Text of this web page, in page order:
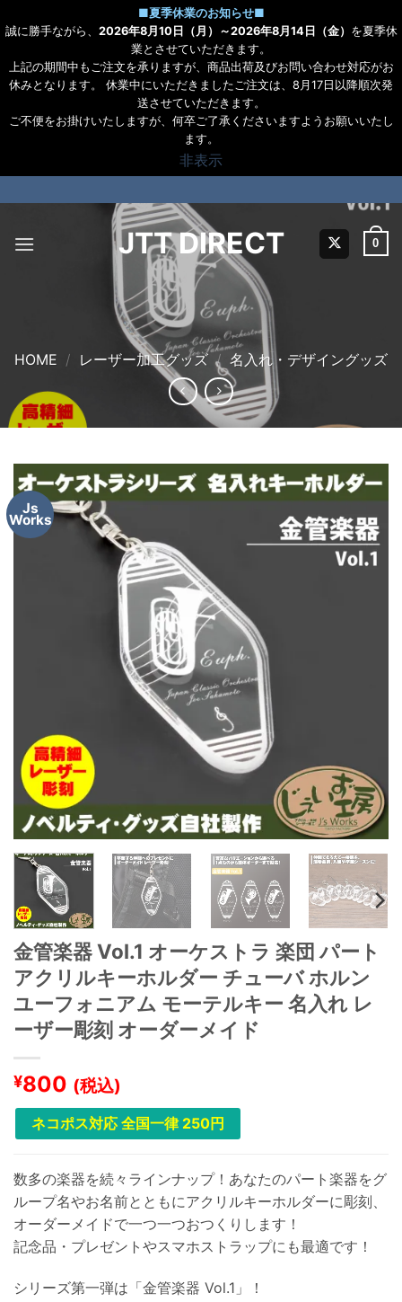
■夏季休業のお知らせ■
誠に勝手ながら、 2026年8月10日（月）～2026年8月14日（金） を夏季休
業とさせていただきます。
上記の期間中もご注文を承りますが、商品出荷及びお問い合わせ対応がお
休みとなります。 休業中にいただきましたご注文は、8月17日以降順次発
送させていただきます。
ご不便をお掛けいたしますが、何卒ご了承くださいますようお願いいたし
ます。
非表示
to
JTT DIRECT 0
HOME / レーザー加工グッズ / 名入れ・デザイングッズ
Js
Works
金管楽器 Vol.1 オーケストラ 楽団 パート
アクリルキーホルダー チューバ ホルン
ユーフォニアム モーテルキー 名入れ レ
ーザー彫刻 オーダーメイド
¥800 (税込)
ネコポス対応 全国一律 250円
数多の楽器を続々ラインナップ！あなたのパート楽器をグ
ループ名やお名前とともにアクリルキーホルダーに彫刻、
オーダーメイドで一つ一つおつくりします！
記念品・プレゼントやスマホストラップにも最適です！
シリーズ第一弾は「金管楽器 Vol.1」！